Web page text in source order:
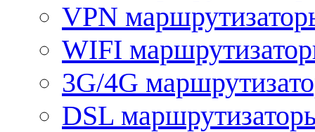
VPN
WIFI
3G/4G
DSL